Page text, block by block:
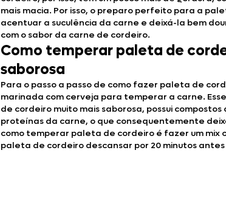
mais macia. Por isso, o preparo perfeito para a
acentuar a suculência da carne e deixá-la bem
com o sabor da carne de cordeiro.
Como temperar paleta de
saborosa
Para o passo a passo de como fazer paleta de
marinada com cerveja para temperar a carne.
de cordeiro muito mais saborosa, possui
proteínas da carne, o que consequentemente
como temperar paleta de cordeiro é fazer um mix
paleta de cordeiro descansar por 20 minutos